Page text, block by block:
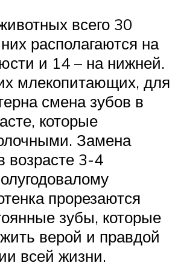
всего 30
располагаются на
и 14 – на нижней.
млекопитающих, для
смена зубов в
которые
Замена
возрасте 3-4
прорезаются
зубы, которые
верой и правдой
всей жизни.